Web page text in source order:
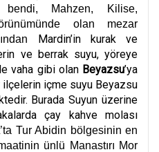
Mahzen, Kilise,
olan mezar
Mardin’in kurak ve
ve berrak suyu, yöreye
vaha gibi olan Beyazsu’ya
ilçelerin içme suyu Beyazsu
Burada Suyun üzerine
çay kahve molası
Tur Abidin bölgesinin en
ünlü Manastırı Mor